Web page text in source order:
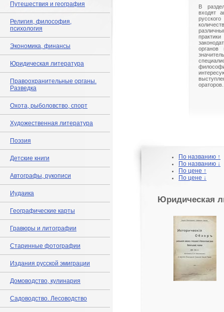
Путешествия и география
Религия, философия,
психология
Экономика, финансы
Юридическая литература
Правоохранительные органы.
Разведка
Охота, рыболовство, спорт
Художественная литература
Поэзия
Детские книги
Автографы, рукописи
Иудаика
Географические карты
Гравюры и литографии
Старинные фотографии
Издания русской эмиграции
Домоводство, кулинария
Садоводство. Лесоводство
В
входят
органов
ораторов.
По названию ↑
По названию ↓
По цене ↑
По цене ↓
Юридическая